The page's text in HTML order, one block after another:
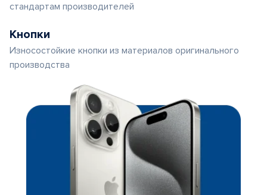
стандартам производителей
Кнопки
Износостойкие кнопки из материалов оригинального
производства